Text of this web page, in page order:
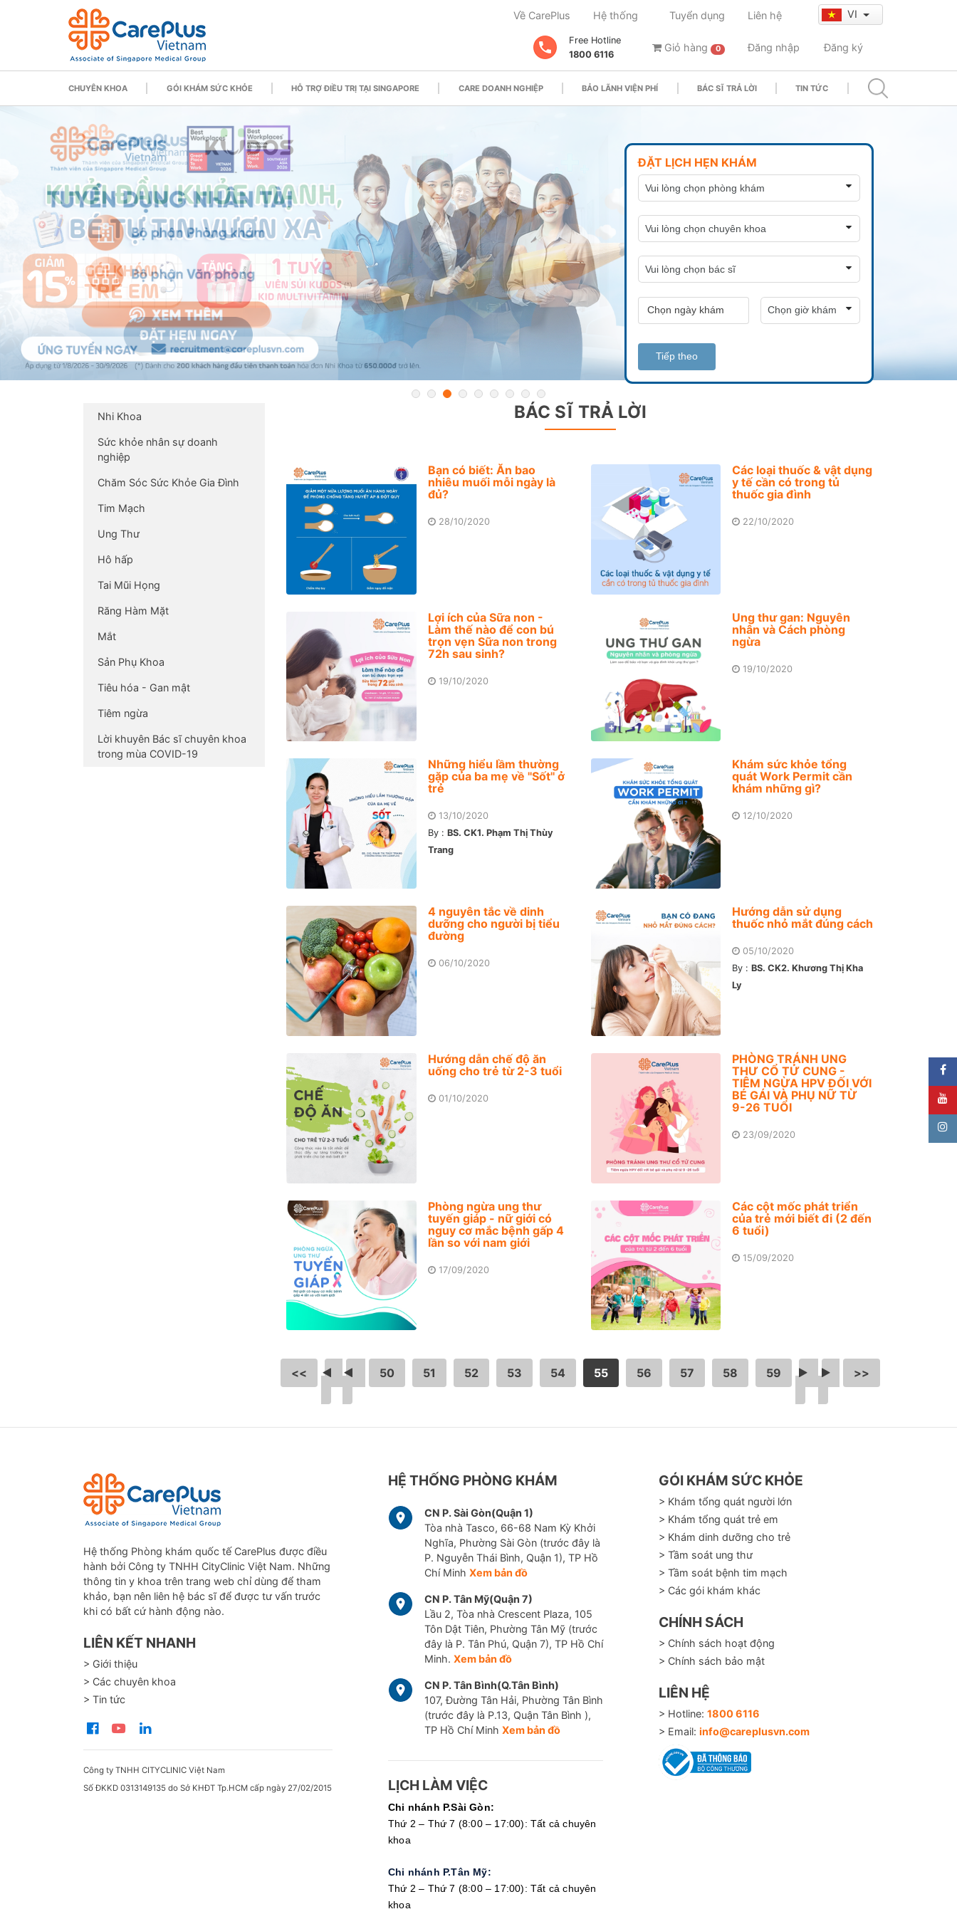
Về CarePlus Hệ thống Tuyển dụng Liên hệ VI
Free Hotline
1800 6116
Giỏ hàng 0 Đăng nhập Đăng ký
CHUYÊN KHOA GÓI KHÁM SỨC KHỎE HỖ TRỢ ĐIỀU TRỊ TẠI SINGAPORE CARE DOANH NGHIỆP BẢO LÃNH VIỆN PHÍ BÁC SĨ TRẢ LỜI TIN TỨC
ĐẶT LỊCH HẸN KHÁM
Tiếp theo
BÁC SĨ TRẢ LỜI
Bạn có biết: Ăn bao
nhiêu muối mỗi ngày là
đủ?
28/10/2020
Các loại thuốc & vật dụng
y tế cần có trong tủ
thuốc gia đình
22/10/2020
Lợi ích của Sữa non -
Làm thế nào để con bú
trọn vẹn Sữa non trong
72h sau sinh?
19/10/2020
Ung thư gan: Nguyên
nhân và Cách phòng
ngừa
19/10/2020
Những hiểu lầm thường
gặp của ba mẹ về ''Sốt'' ở
trẻ
13/10/2020
By : BS. CK1. Phạm Thị Thùy
Trang
Khám sức khỏe tổng
quát Work Permit cần
khám những gì?
12/10/2020
4 nguyên tắc về dinh
dưỡng cho người bị tiểu
đường
06/10/2020
Hướng dẫn sử dụng
thuốc nhỏ mắt đúng cách
05/10/2020
By :BS. CK2. Khương Thị Kha
Ly
Hướng dẫn chế độ ăn
uống cho trẻ từ 2-3 tuổi
01/10/2020
PHÒNG TRÁNH UNG
THƯ CỔ TỬ CUNG -
TIÊM NGỪA HPV ĐỐI VỚI
BÉ GÁI VÀ PHỤ NỮ TỪ
9-26 TUỔI
23/09/2020
Phòng ngừa ung thư
tuyến giáp - nữ giới có
nguy cơ mắc bệnh gấp 4
lần so với nam giới
17/09/2020
Các cột mốc phát triển
của trẻ mới biết đi (2 đến
6 tuổi)
15/09/2020
<< 50 51 52 53 54 55 56 57 58 59 >>
Nhi Khoa
Sức khỏe nhân sự doanh
nghiệp
Chăm Sóc Sức Khỏe Gia Đình
Tim Mạch
Ung Thư
Hô hấp
Tai Mũi Họng
Răng Hàm Mặt
Mắt
Sản Phụ Khoa
Tiêu hóa - Gan mật
Tiêm ngừa
Lời khuyên Bác sĩ chuyên khoa
trong mùa COVID-19
Hệ thống Phòng khám quốc tế CarePlus được điều
hành bởi Công ty TNHH CityClinic Việt Nam. Những
thông tin y khoa trên trang web chỉ dùng để tham
khảo, bạn nên liên hệ bác sĩ để được tư vấn trước
khi có bất cứ hành động nào.
LIÊN KẾT NHANH
> Giới thiệu
> Các chuyên khoa
> Tin tức
Công ty TNHH CITYCLINIC Việt Nam
Số ĐKKD 0313149135 do Sở KHĐT Tp.HCM cấp ngày 27/02/2015
HỆ THỐNG PHÒNG KHÁM
CN P. Sài Gòn(Quận 1)
Tòa nhà Tasco, 66-68 Nam Kỳ Khởi
Nghĩa, Phường Sài Gòn (trước đây là
P. Nguyễn Thái Bình, Quận 1), TP Hồ
Chí Minh Xem bản đồ
CN P. Tân Mỹ(Quận 7)
Lầu 2, Tòa nhà Crescent Plaza, 105
Tôn Dật Tiên, Phường Tân Mỹ (trước
đây là P. Tân Phú, Quận 7), TP Hồ Chí
Minh. Xem bản đồ
CN P. Tân Bình(Q.Tân Bình)
107, Đường Tân Hải, Phường Tân Bình
(trước đây là P.13, Quận Tân Bình ),
TP Hồ Chí Minh Xem bản đồ
LỊCH LÀM VIỆC
Chi nhánh P.Sài Gòn:
Thứ 2 – Thứ 7 (8:00 – 17:00): Tất cả chuyên
khoa
Chi nhánh P.Tân Mỹ:
Thứ 2 – Thứ 7 (8:00 – 17:00): Tất cả chuyên
khoa
GÓI KHÁM SỨC KHỎE
> Khám tổng quát người lớn
> Khám tổng quát trẻ em
> Khám dinh dưỡng cho trẻ
> Tầm soát ung thư
> Tầm soát bệnh tim mạch
> Các gói khám khác
CHÍNH SÁCH
> Chính sách hoạt động
> Chính sách bảo mật
LIÊN HỆ
> Hotline: 1800 6116
> Email: info@careplusvn.com